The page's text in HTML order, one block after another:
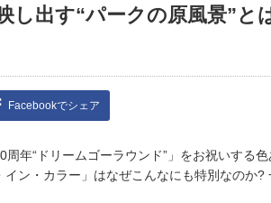
出す“パークの原風景”と
Facebookでシェア
周年“ドリームゴーラウンド”」をお祝いする
イン・カラー」はなぜこんなにも特別なのか?